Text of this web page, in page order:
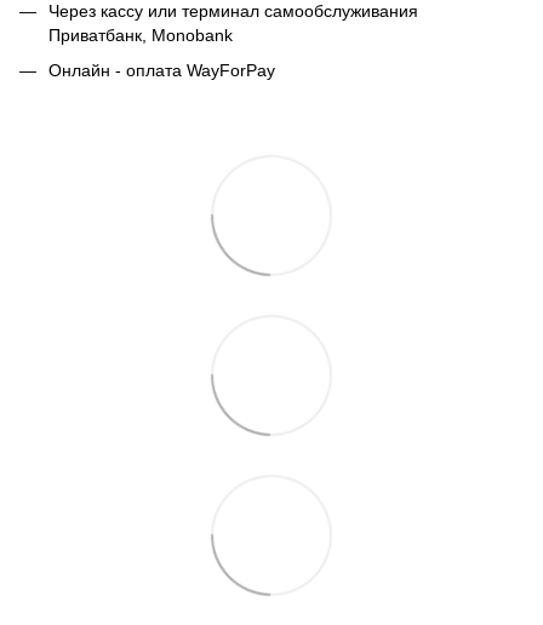
Через кассу или терминал самообслуживания
Приватбанк, Monobank
Онлайн - оплата WayForPay